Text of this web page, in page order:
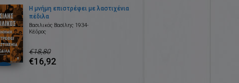
Η μνήμη επιστρέφει με λαστιχένια
πέδιλα
Βασιλικός Βασίλης 1934-
Κέδρος
€18,80
€16,92